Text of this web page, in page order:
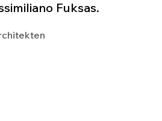
Fuksas.